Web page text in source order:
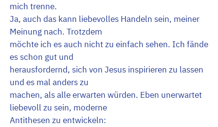
mich trenne.
Ja, auch das kann liebevolles Handeln sein, meiner
Meinung nach. Trotzdem
möchte ich es auch nicht zu einfach sehen. Ich fände
es schon gut und
herausfordernd, sich von Jesus inspirieren zu lassen
und es mal anders zu
machen, als alle erwarten würden. Eben unerwartet
liebevoll zu sein, moderne
Antithesen zu entwickeln: